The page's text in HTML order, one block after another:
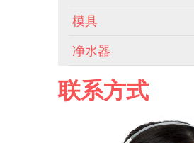
模具
净水器
联系方式